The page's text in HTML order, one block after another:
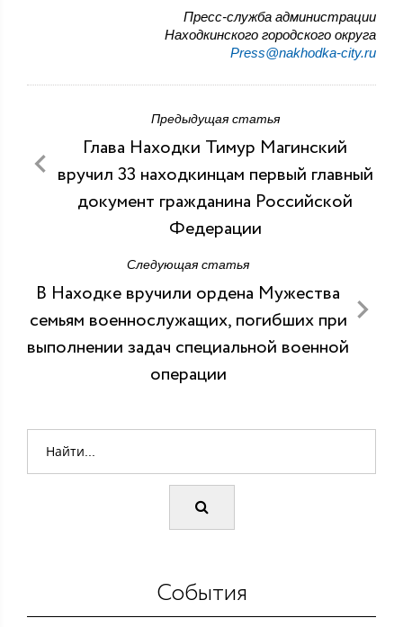
Пресс-служба администрации
Находкинского городского округа
Press@nakhodka-city.ru
Предыдущая статья
Глава Находки Тимур Магинский
вручил 33 находкинцам первый главный
документ гражданина Российской
Федерации
Следующая статья
В Находке вручили ордена Мужества
семьям военнослужащих, погибших при
выполнении задач специальной военной
операции
События